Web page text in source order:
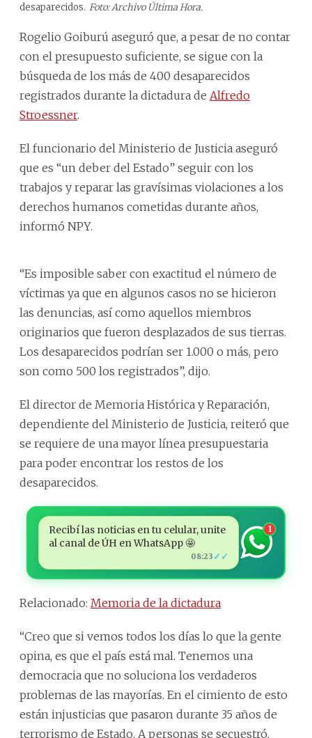
desaparecidos. Foto: Archivo Última Hora.
Rogelio Goiburú aseguró que, a pesar de no contar
con el presupuesto suficiente, se sigue con la
búsqueda de los más de 400 desaparecidos
registrados durante la dictadura de Alfredo
Stroessner.
El funcionario del Ministerio de Justicia aseguró
que es “un deber del Estado” seguir con los
trabajos y reparar las gravísimas violaciones a los
derechos humanos cometidas durante años,
informó NPY.
“Es imposible saber con exactitud el número de
víctimas ya que en algunos casos no se hicieron
las denuncias, así como aquellos miembros
originarios que fueron desplazados de sus tierras.
Los desaparecidos podrían ser 1.000 o más, pero
son como 500 los registrados”, dijo.
El director de Memoria Histórica y Reparación,
dependiente del Ministerio de Justicia, reiteró que
se requiere de una mayor línea presupuestaria
para poder encontrar los restos de los
desaparecidos.
Recibí las noticias en tu celular, unite
al canal de ÚH en WhatsApp 🤩
08:23 ✓✓
1
Relacionado: Memoria de la dictadura
“Creo que si vemos todos los días lo que la gente
opina, es que el país está mal. Tenemos una
democracia que no soluciona los verdaderos
problemas de las mayorías. En el cimiento de esto
están injusticias que pasaron durante 35 años de
terrorismo de Estado. A personas se secuestró,